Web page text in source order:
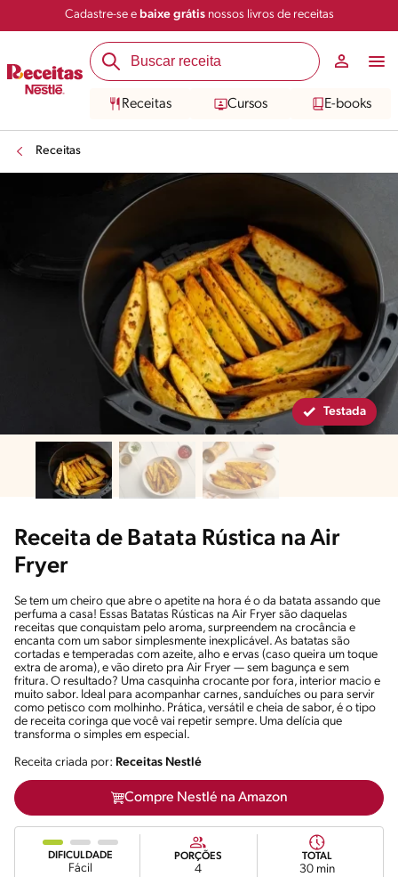
Cadastre-se e baixe grátisnossos livros de receitas
Receitas Cursos E-books
Receitas
Salvar Compartilhar
Testada
Receita de Batata Rústica na Air
Fryer
Se tem um cheiro que abre o apetite na hora é o da batata assando que
perfuma a casa! Essas Batatas Rústicas na Air Fryer são daquelas
receitas que conquistam pelo aroma, surpreendem na crocância e
encanta com um sabor simplesmente inexplicável. As batatas são
cortadas e temperadas com azeite, alho e ervas (caso queira um toque
extra de aroma), e vão direto pra Air Fryer — sem bagunça e sem
fritura. O resultado? Uma casquinha crocante por fora, interior macio e
muito sabor. Ideal para acompanhar carnes, sanduíches ou para servir
como petisco com molhinho. Prática, versátil e cheia de sabor, é o tipo
de receita coringa que você vai repetir sempre. Uma delícia que
transforma o simples em especial.
Receita criada por: Receitas Nestlé
Compre Nestlé na Amazon
DIFICULDADE
Fácil
PORÇÕES
4
TOTAL
30 min